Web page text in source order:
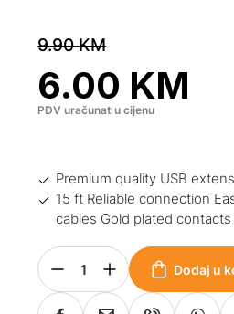
9.90KM
6.00 KM
PDV uračunat u cijenu
Premium quality USB
15 ft Reliable connection
cables Gold plated contacts
Dodaj u